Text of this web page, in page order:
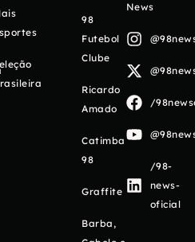
98
Futebol
Clube
Ricardo
Amado
Catimba
98
Graffite
Barba,
News
/
/98-
news-
oficial